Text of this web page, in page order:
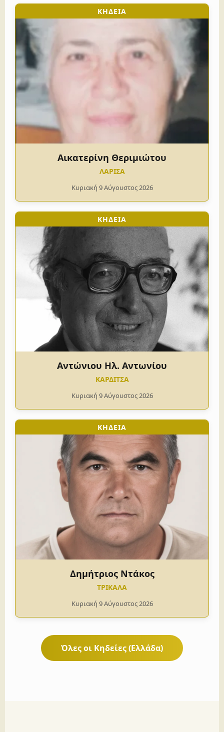
ΚΗΔΕΙΑ
Αικατερίνη Θεριμιώτου
ΛΑΡΙΣΑ
Κυριακή 9 Αύγουστος 2026
ΚΗΔΕΙΑ
Αντώνιου Ηλ. Αντωνίου
ΚΑΡΔΙΤΣΑ
Κυριακή 9 Αύγουστος 2026
ΚΗΔΕΙΑ
Δημήτριος Ντάκος
ΤΡΙΚΑΛΑ
Κυριακή 9 Αύγουστος 2026
Όλες οι Κηδείες (Ελλάδα)